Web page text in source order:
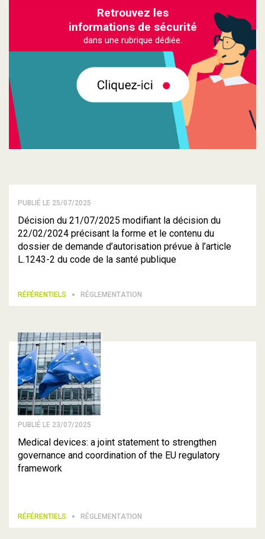
Retrouvez les
informations de sécurité
dans une rubrique dédiée.
PUBLIÉ LE 25/07/2025
Décision du 21/07/2025 modifiant la décision du
22/02/2024 précisant la forme et le contenu du
dossier de demande d’autorisation prévue à l’article
L.1243-2 du code de la santé publique
RÉFÉRENTIELS RÉGLEMENTATION
PUBLIÉ LE 23/07/2025
Medical devices: a joint statement to strengthen
governance and coordination of the EU regulatory
framework
RÉFÉRENTIELS RÉGLEMENTATION